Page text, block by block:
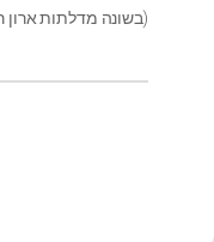
(בשונה מדלתות ארון